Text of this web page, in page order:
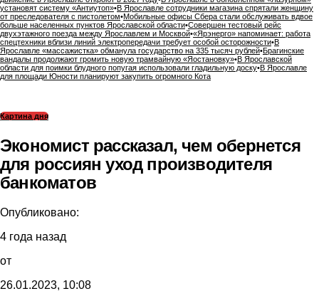
установят систему «Антиутоп»•В Ярославле сотрудники магазина спрятали женщину
от преследователя с пистолетом•Мобильные офисы Сбера стали обслуживать вдвое
больше населенных пунктов Ярославской области•Совершен тестовый рейс
двухэтажного поезда между Ярославлем и Москвой•«Ярэнерго» напоминает: работа
спецтехники вблизи линий электропередачи требует особой осторожности•В
Ярославле «массажистка» обманула государство на 335 тысяч рублей•Брагинские
вандалы продолжают громить новую трамвайную «Яостановку»•В Ярославской
области для поимки блудного попугая использовали гладильную доску•В Ярославле
для площади Юности планируют закупить огромного Кота
Картина дня
Экономист рассказал, чем обернется
для россиян уход производителя
банкоматов
Опубликовано:
4 года назад
от
26.01.2023, 10:08